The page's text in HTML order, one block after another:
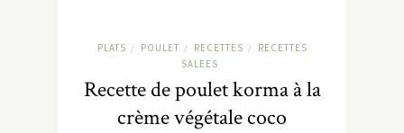
PLATS / POULET / RECETTES /
RECETTES
SALEES
Recette de poulet korma à la
crème végétale coco